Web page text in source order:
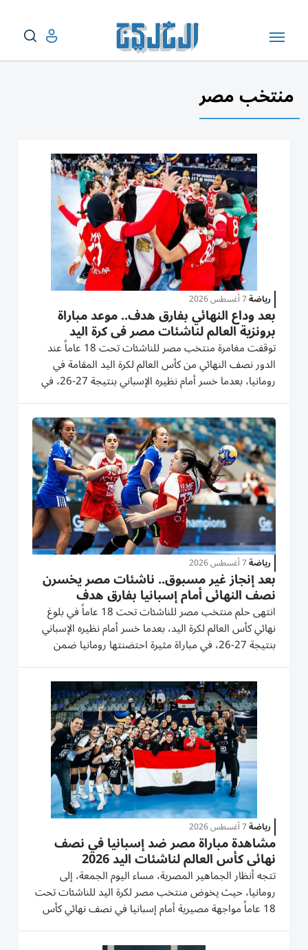
منتخب مصر
رياضة7 أغسطس 2026
بعد وداع النهائي بفارق هدف.. موعد مباراة
برونزية العالم لناشئات مصر في كرة اليد
توقفت مغامرة منتخب مصر للناشئات تحت 18 عاماً عند
الدور نصف النهائي من كأس العالم لكرة اليد المقامة في
رومانيا، بعدما خسر أمام نظيره الإسباني بنتيجة 27-26، في
مباراة حافلة بالإثارة والندية حتى اللحظات الأخيرة. ورغم ضياع
بطاقة التأهل إلى النهائي بفارق هدف وحيد، واصل منتخب
مصر...
رياضة7 أغسطس 2026
بعد إنجاز غير مسبوق.. ناشئات مصر يخسرن
نصف النهائي أمام إسبانيا بفارق هدف
انتهى حلم منتخب مصر للناشئات تحت 18 عاماً في بلوغ
نهائي كأس العالم لكرة اليد، بعدما خسر أمام نظيره الإسباني
بنتيجة 27-26، في مباراة مثيرة احتضنتها رومانيا ضمن
منافسات الدور نصف النهائي اليوم الجمعة، ليبقى المنتخب
الوطني على موعد مع مواجهة حسم الميدالية البرونزية.
هزيمة بفارق...
رياضة7 أغسطس 2026
مشاهدة مباراة مصر ضد إسبانيا في نصف
نهائي كأس العالم لناشئات اليد 2026
تتجه أنظار الجماهير المصرية، مساء اليوم الجمعة، إلى
رومانيا، حيث يخوض منتخب مصر لكرة اليد للناشئات تحت
18 عاماً مواجهة مصيرية أمام إسبانيا في نصف نهائي كأس
العالم، بحثاً عن بطاقة التأهل إلى النهائي وتحقيق إنجاز غير
مسبوق لكرة اليد المصرية والإفريقية. موعد مباراة مصر...